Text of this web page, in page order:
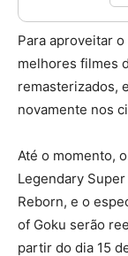
Para aproveitar
melhores filmes
remasterizados,
novamente nos
Até o momento,
Legendary
Reborn, e o
of Goku serão
partir do dia 15